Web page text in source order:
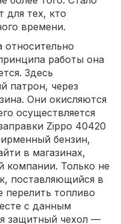
для тех, кто
времени.
относительно
работы она
Здесь
патрон, через
Они окисляются
осуществляется
Zippo 40420
бензин,
в магазинах,
компании. Только не
поставляющийся в
топливо
с данным
защитный чехол —